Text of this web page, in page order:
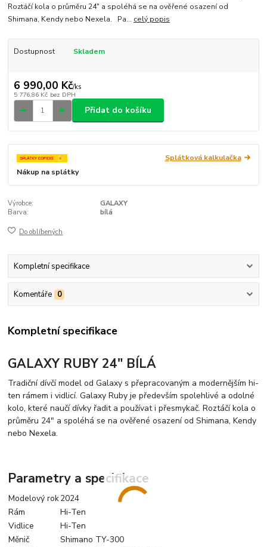
Roztáčí kola o průměru 24" a spoléhá se na ověřené osazení od
Shimana, Kendy nebo Nexela. Pa... celý popis
Dostupnost Skladem
6 990,00 Kč/ks
5 776,86 Kč bez DPH
Přidat do košíku
Splátková kalkulačka
Nákup na splátky
Výrobce:
GALAXY
Barva:
bílá
Do oblíbených
Kompletní specifikace
Komentáře 0
Kompletní specifikace
GALAXY RUBY 24" BÍLÁ
Tradiční dívčí model od Galaxy s přepracovaným a modernějším hi-
ten rámem i vidlicí. Galaxy Ruby je především spolehlivé a odolné
kolo, které naučí dívky řadit a používat i přesmykač. Roztáčí kola o
průměru 24" a spoléhá se na ověřené osazení od Shimana, Kendy
nebo Nexela.
Parametry a specifikace
Modelový rok2024
Rám
Hi-Ten
Vidlice
Hi-Ten
Měnič
Shimano TY-300